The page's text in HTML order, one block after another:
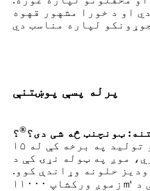
او د خورا مشهور قهوه
پرله پسې پوښتنې
ټونچنټ څه شی دی؟®؟
الف: ټونچنټ د پراختیا او تولید په برخه کې له ۱۵
موږ په ټوله نړۍ کې د
حلونه وړاندې کوو.
زموږ ورکشاپ ۱۱۰۰۰㎡ دی چې د SC/ISO22000/ISO14001